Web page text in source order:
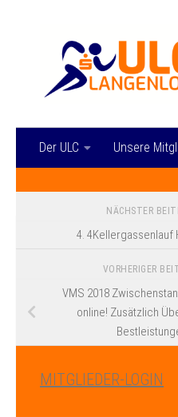
Der ULC Unsere
NÄCHSTER
4. 4Kellergassenlauf
VORHERIGER
VMS 2018
online! Zusätzlich
MITGLIEDER-LOGIN